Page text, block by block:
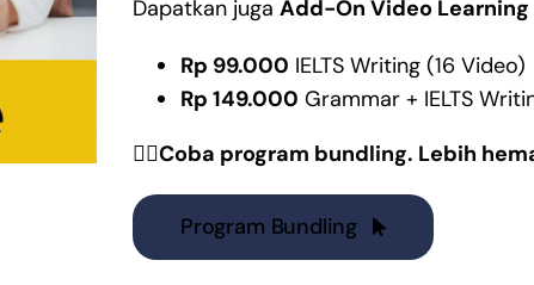
Dapatkan juga Add-On Video Learning
Rp 99.000 IELTS Writing (16 Video)
Rp 149.000 Grammar + IELTS
👇🏼Coba program bundling. Lebih
Program Bundling